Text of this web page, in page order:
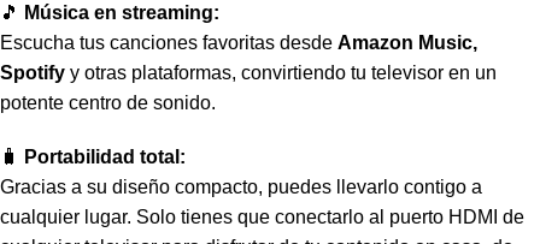
🎵
Música en streaming:
Escucha tus canciones favoritas desde Amazon Music,
Spotify y otras plataformas, convirtiendo tu televisor en un
potente centro de sonido.
🧳
Portabilidad total:
Gracias a su diseño compacto, puedes llevarlo contigo a
cualquier lugar. Solo tienes que conectarlo al puerto HDMI de